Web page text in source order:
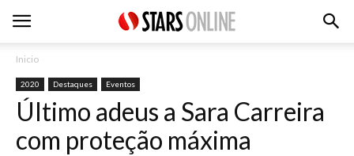
Inicio
2020 Destaques Eventos
Último adeus a Sara Carreira
com proteção máxima